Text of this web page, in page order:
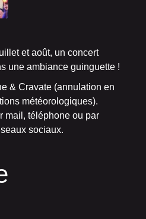
et août, un concert
une ambiance guinguette !
& Cravate (annulation en
météorologiques).
mail, téléphone ou par
sociaux.